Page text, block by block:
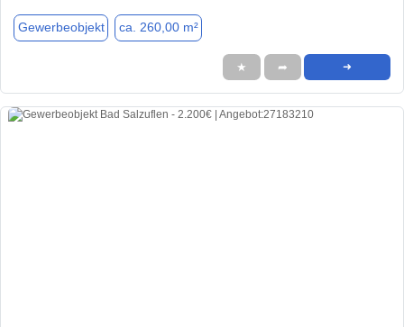
Gewerbeobjekt ca. 260,00 m²
★ ➦ ➜